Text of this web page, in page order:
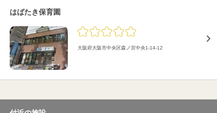
はばたき保育園
大阪府大阪市中央区森ノ宮中央1-14-12